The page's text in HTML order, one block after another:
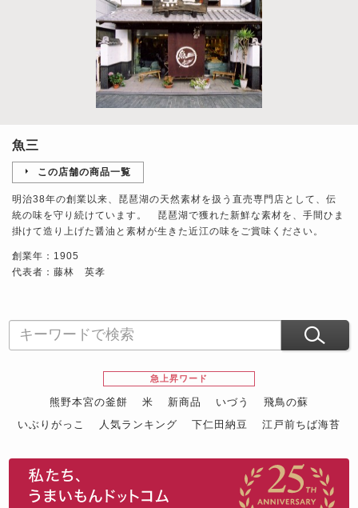
魚三
この店舗の商品一覧
明治38年の創業以来、琵琶湖の天然素材を扱う直売専門店として、伝
統の味を守り続けています。 琵琶湖で獲れた新鮮な素材を、手間ひま
掛けて造り上げた醤油と素材が生きた近江の味をご賞味ください。
創業年：1905
代表者：藤林 英孝
急上昇ワード
熊野本宮の釜餅 米 新商品 いづう
飛鳥の蘇
いぶりがっこ
人気ランキング 下仁田納豆
江戸前ちば海苔